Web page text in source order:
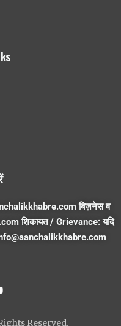
बिज़नेस व
शिकायत / Grievance: यदि
Reserved.